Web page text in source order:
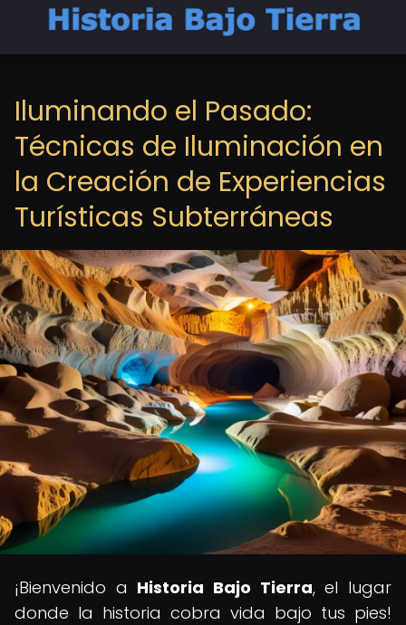
Iluminando el Pasado:
Técnicas de Iluminación en
la Creación de Experiencias
Turísticas Subterráneas
¡Bienvenido a Historia Bajo Tierra, el lugar
donde la historia cobra vida bajo tus pies!